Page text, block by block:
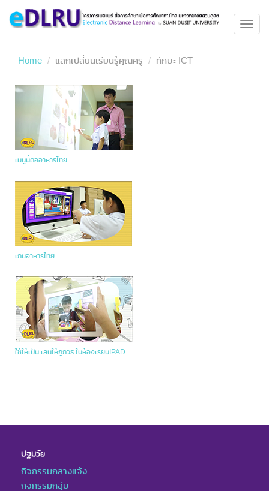
Home แลกเปลี่ยนเรียนรู้คุณครู ทักษะ ICT
เมนูนี้คืออาหารไทย
เกมอาหารไทย
ใช้ให้เป็น เล่นให้ถูกวิธี ในห้องเรียนIPAD
ปฐมวัย
กิจกรรมกลางแจ้ง
กิจกรรมกลุ่ม